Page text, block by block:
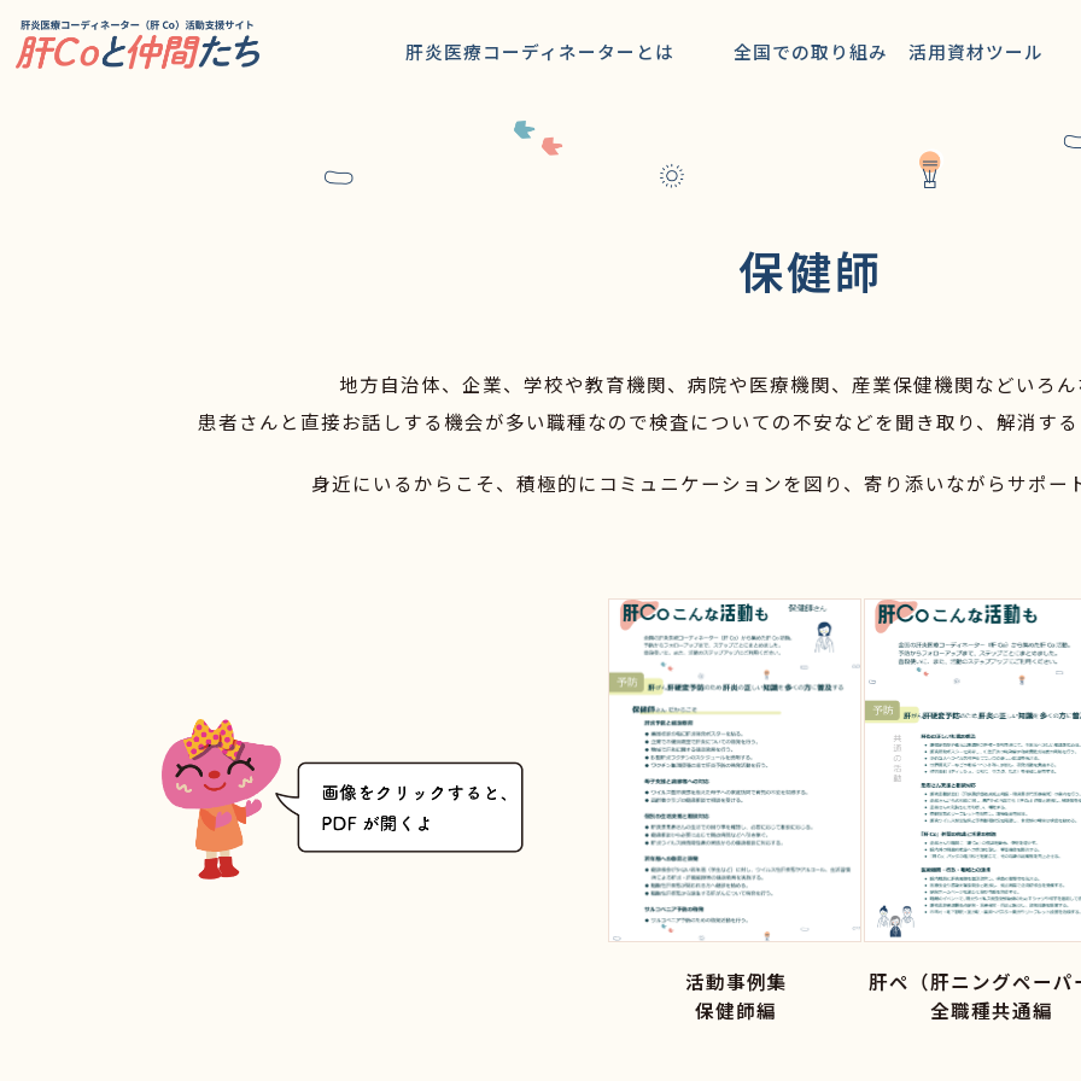
肝炎医療コーディネーターとは 全国での取り組み 活用資材ツール
職種別活動ガイド
お役立ち情報
みんなのエキスパート肝Coストーリー
患者会
保健師
地方自治体、企業、学校や教育機関、病院や医療機関、産業保健機関などいろ
患者さんと直接お話しする機会が多い職種なので検査についての不安などを聞き取り、解消す
身近にいるからこそ、積極的にコミュニケーションを図り、寄り添いながらサポー
活動事例集
保健師編
肝ペ（肝ニングペーパ
全職種共通編